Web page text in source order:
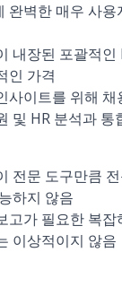
완벽한 매우 사용
내장된 포괄적인
인 가격
사이트를 위해
및 HR 분석과 통
전문 도구만큼
하지 않음
고가 필요한 복잡
이상적이지 않음